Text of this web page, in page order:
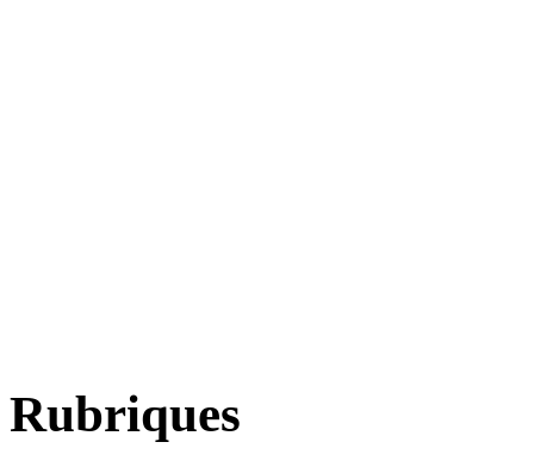
Rubriques